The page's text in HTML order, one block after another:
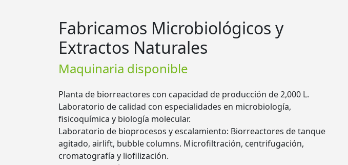
Fabricamos Microbiológicos y
Extractos Naturales
Maquinaria disponible
Planta de biorreactores con capacidad de producción de 2,000 L.
Laboratorio de calidad con especialidades en microbiología,
fisicoquímica y biología molecular.
Laboratorio de bioprocesos y escalamiento: Biorreactores de tanque
agitado, airlift, bubble columns. Microfiltración, centrifugación,
cromatografía y liofilización.